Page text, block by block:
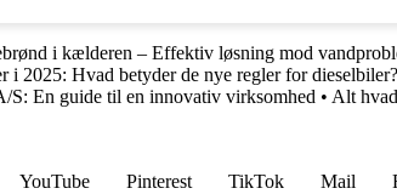
i kælderen – Effektiv løsning mod
i 2025: Hvad betyder de nye regler for dieselbiler?
S: En guide til en innovativ virksomhed • Alt
YouTube Pinterest TikTok Mail